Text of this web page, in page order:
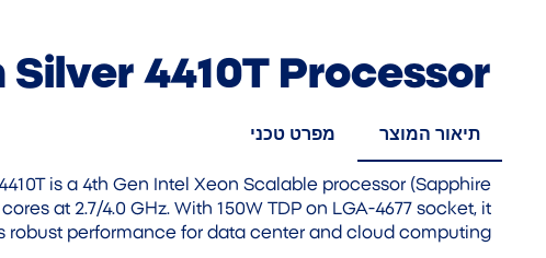
Silver 4410T Processor
תיאור המוצר מפרט טכני
is a 4th Gen Intel Xeon Scalable processor (Sapphire
at 2.7/4.0 GHz. With 150W TDP on LGA-4677 socket, it
robust performance for data center and cloud computing.